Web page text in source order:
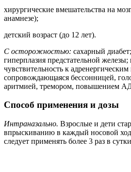
хирургические вмешательства на
анамнезе);
детский возраст (до 12 лет).
С осторожностью: сахарный
гиперплазия предстательной
чувствительность к адренергическим
сопровождающаяся бессонницей,
аритмией, тремором, повышением
Способ применения и дозы
Интраназально. Взрослые и дети
впрыскиванию в каждый носовой
следует применять более 3 раз в